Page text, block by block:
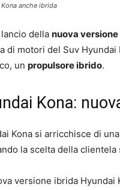
anche ibrida
della nuova
di motori del Suv
un propulsore ibrido.
Kona:
Kona si arricchisce di una
la scelta della
versione ibrida Hyundai